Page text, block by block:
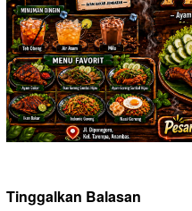
Tinggalkan Balasan